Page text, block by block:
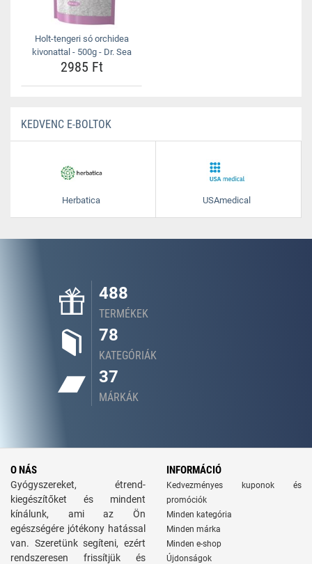
Holt-tengeri só orchidea
kivonattal - 500g - Dr. Sea
2985 Ft
KEDVENC E-BOLTOK
Herbatica USAmedical
488
TERMÉKEK
78
KATEGÓRIÁK
37
MÁRKÁK
O NÁS
Gyógyszereket, étrend-
kiegészítőket és mindent
kínálunk, ami az Ön
egészségére jótékony hatással
van. Szeretünk segíteni, ezért
rendszeresen frissítjük és
INFORMÁCIÓ
Kedvezményes kuponok és
promóciók
Minden kategória
Minden márka
Minden e-shop
Újdonságok